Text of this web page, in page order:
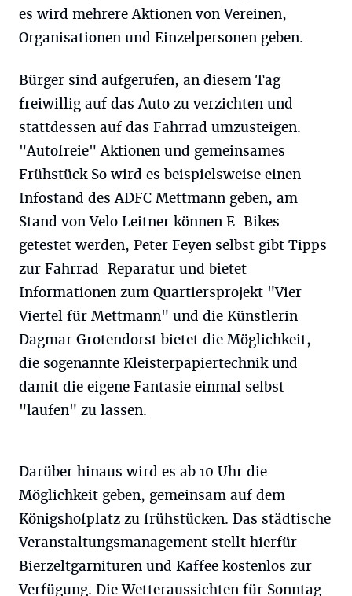
es wird mehrere Aktionen von Vereinen,
Organisationen und Einzelpersonen geben.
Bürger sind aufgerufen, an diesem Tag
freiwillig auf das Auto zu verzichten und
stattdessen auf das Fahrrad umzusteigen.
"Autofreie" Aktionen und gemeinsames
Frühstück So wird es beispielsweise einen
Infostand des ADFC Mettmann geben, am
Stand von Velo Leitner können E-Bikes
getestet werden, Peter Feyen selbst gibt Tipps
zur Fahrrad-Reparatur und bietet
Informationen zum Quartiersprojekt "Vier
Viertel für Mettmann" und die Künstlerin
Dagmar Grotendorst bietet die Möglichkeit,
die sogenannte Kleisterpapiertechnik und
damit die eigene Fantasie einmal selbst
"laufen" zu lassen.
Darüber hinaus wird es ab 10 Uhr die
Möglichkeit geben, gemeinsam auf dem
Königshofplatz zu frühstücken. Das städtische
Veranstaltungsmanagement stellt hierfür
Bierzeltgarnituren und Kaffee kostenlos zur
Verfügung. Die Wetteraussichten für Sonntag